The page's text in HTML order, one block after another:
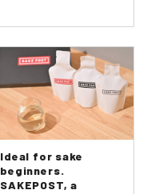
Ideal for sake
beginners.
SAKEPOST, a